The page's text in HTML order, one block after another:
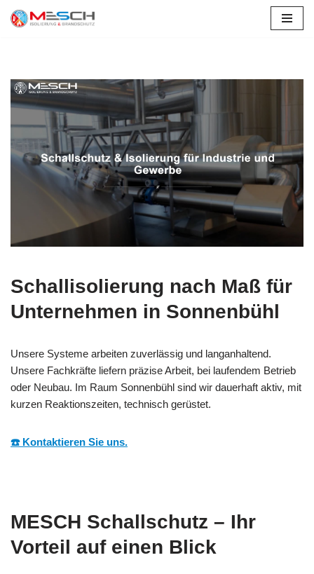
Schallisolierung nach Maß für
Unternehmen in Sonnenbühl
Unsere Systeme arbeiten zuverlässig und langanhaltend.
Unsere Fachkräfte liefern präzise Arbeit, bei laufendem Betrieb
oder Neubau. Im Raum Sonnenbühl sind wir dauerhaft aktiv, mit
kurzen Reaktionszeiten, technisch gerüstet.
☎️ Kontaktieren Sie uns.
MESCH Schallschutz – Ihr
Vorteil auf einen Blick